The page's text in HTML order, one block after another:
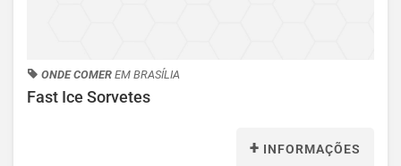
ONDE COMER EM BRASÍLIA
Fast Ice Sorvetes
+ INFORMAÇÕES